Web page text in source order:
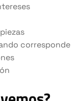
corresponde